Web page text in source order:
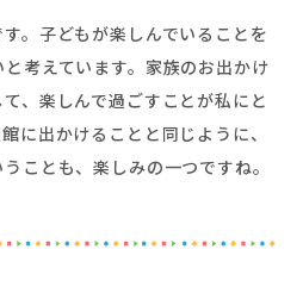
。子どもが楽しんでいることを
考えています。家族のお出かけ
、楽しんで過ごすことが私にと
に出かけることと同じように、
ことも、楽しみの一つですね。